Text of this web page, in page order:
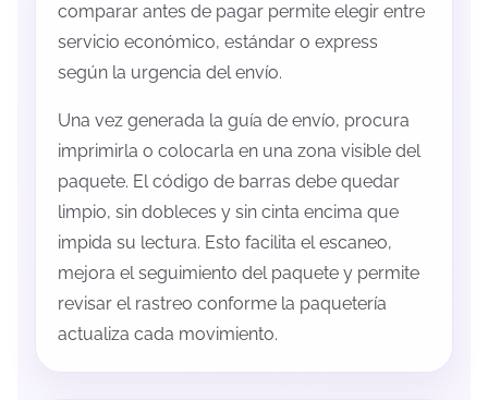
comparar antes de pagar permite elegir entre
servicio económico, estándar o express
según la urgencia del envío.
Una vez generada la guía de envío, procura
imprimirla o colocarla en una zona visible del
paquete. El código de barras debe quedar
limpio, sin dobleces y sin cinta encima que
impida su lectura. Esto facilita el escaneo,
mejora el seguimiento del paquete y permite
revisar el rastreo conforme la paquetería
actualiza cada movimiento.